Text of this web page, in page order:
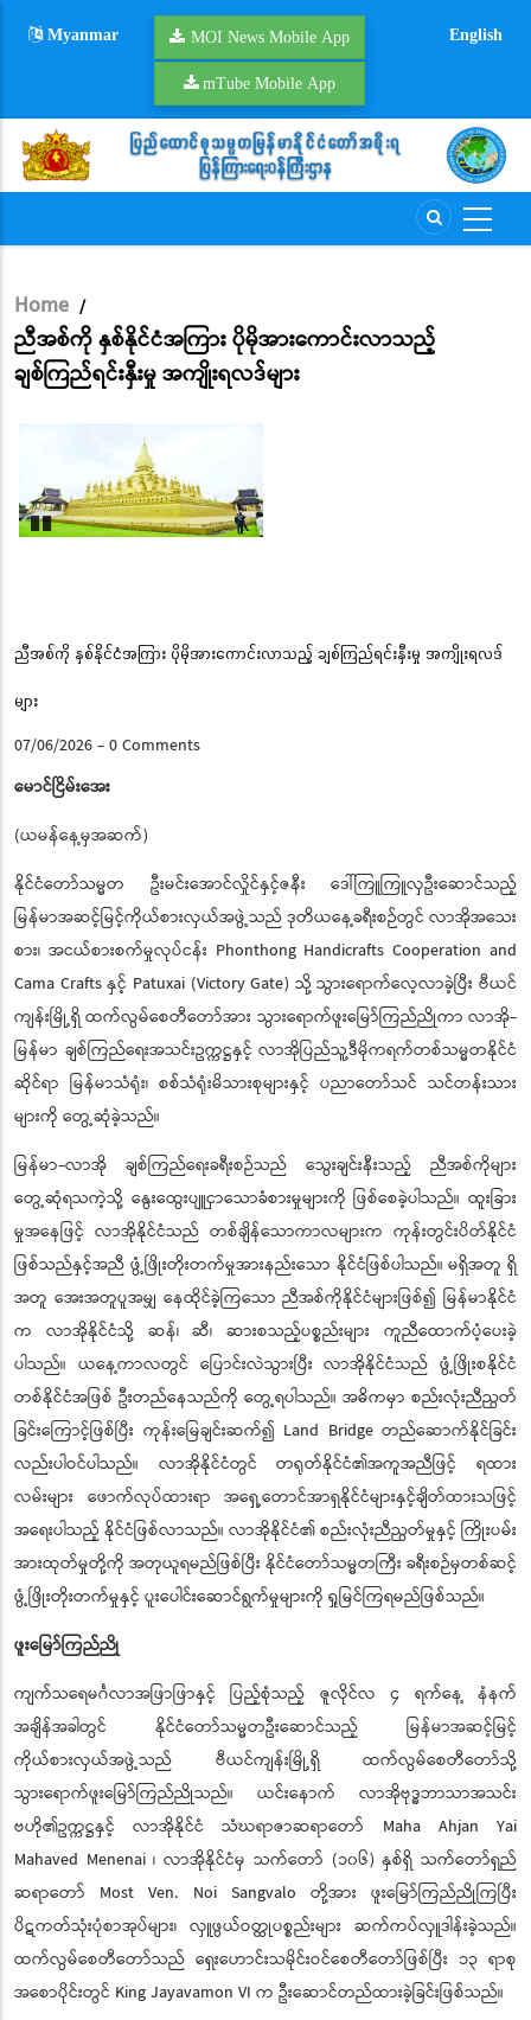
Myanmar MOI News Mobile App
mTube Mobile App
English
Breadcrumb
Home /
ညီအစ်ကို နှစ်နိုင်ငံအကြား ပိုမိုအားကောင်းလာသည့်
ချစ်ကြည်ရင်းနှီးမှု အကျိုးရလဒ်များ
ညီအစ်ကို နှစ်နိုင်ငံအကြား ပိုမိုအားကောင်းလာသည့် ချစ်ကြည်ရင်းနှီးမှု အကျိုးရလဒ်
များ
07/06/2026-0 Comments
မောင်ငြိမ်းအေး
(ယမန်နေ့မှအဆက်)
နိုင်ငံတော်သမ္မတ ဦးမင်းအောင်လှိုင်နှင့်ဇနီး ဒေါ်ကြူကြူလှဦးဆောင်သည့်
မြန်မာအဆင့်မြင့်ကိုယ်စားလှယ်အဖွဲ့သည် ဒုတိယနေ့ခရီးစဉ်တွင် လာအိုအသေး
စား၊ အငယ်စားစက်မှုလုပ်ငန်း Phonthong Handicrafts Cooperation and
Cama Crafts နှင့် Patuxai (Victory Gate) သို့ သွားရောက်လေ့လာခဲ့ပြီး ဗီယင်
ကျန်းမြို့ရှိ ထက်လွမ်စေတီတော်အား သွားရောက်ဖူးမြော်ကြည်ညိုကာ လာအို-
မြန်မာ ချစ်ကြည်ရေးအသင်းဥက္ကဋ္ဌနှင့် လာအိုပြည်သူ့ဒီမိုကရက်တစ်သမ္မတနိုင်ငံ
ဆိုင်ရာ မြန်မာသံရုံး၊ စစ်သံရုံးမိသားစုများနှင့် ပညာတော်သင် သင်တန်းသား
များကို တွေ့ဆုံခဲ့သည်။
မြန်မာ-လာအို ချစ်ကြည်ရေးခရီးစဉ်သည် သွေးချင်းနီးသည့် ညီအစ်ကိုများ
တွေ့ဆုံရသကဲ့သို့ နွေးထွေးပျူငှာသောခံစားမှုများကို ဖြစ်စေခဲ့ပါသည်။ ထူးခြား
မှုအနေဖြင့် လာအိုနိုင်ငံသည် တစ်ချိန်သောကာလများက ကုန်းတွင်းပိတ်နိုင်ငံ
ဖြစ်သည်နှင့်အညီ ဖွံ့ဖြိုးတိုးတက်မှုအားနည်းသော နိုင်ငံဖြစ်ပါသည်။ မရှိအတူ ရှိ
အတူ အေးအတူပူအမျှ နေထိုင်ခဲ့ကြသော ညီအစ်ကိုနိုင်ငံများဖြစ်၍ မြန်မာနိုင်ငံ
က လာအိုနိုင်ငံသို့ ဆန်၊ ဆီ၊ ဆားစသည့်ပစ္စည်းများ ကူညီထောက်ပံ့ပေးခဲ့
ပါသည်။ ယနေ့ကာလတွင် ပြောင်းလဲသွားပြီး လာအိုနိုင်ငံသည် ဖွံ့ဖြိုးစနိုင်ငံ
တစ်နိုင်ငံအဖြစ် ဦးတည်နေသည်ကို တွေ့ရပါသည်။ အဓိကမှာ စည်းလုံးညီညွတ်
ခြင်းကြောင့်ဖြစ်ပြီး ကုန်းမြေချင်းဆက်၍ Land Bridge တည်ဆောက်နိုင်ခြင်း
လည်းပါဝင်ပါသည်။ လာအိုနိုင်ငံတွင် တရုတ်နိုင်ငံ၏အကူအညီဖြင့် ရထား
လမ်းများ ဖောက်လုပ်ထားရာ အရှေ့တောင်အာရှနိုင်ငံများနှင့်ချိတ်ထားသဖြင့်
အရေးပါသည့် နိုင်ငံဖြစ်လာသည်။ လာအိုနိုင်ငံ၏ စည်းလုံးညီညွတ်မှုနှင့် ကြိုးပမ်း
အားထုတ်မှုတို့ကို အတုယူရမည်ဖြစ်ပြီး နိုင်ငံတော်သမ္မတကြီး ခရီးစဉ်မှတစ်ဆင့်
ဖွံ့ဖြိုးတိုးတက်မှုနှင့် ပူးပေါင်းဆောင်ရွက်မှုများကို ရှုမြင်ကြရမည်ဖြစ်သည်။
ဖူးမြော်ကြည်ညို
ကျက်သရေမင်္ဂလာအဖြာဖြာနှင့် ပြည့်စုံသည့် ဇူလိုင်လ ၄ ရက်နေ့ နံနက်
အချိန်အခါတွင် နိုင်ငံတော်သမ္မတဦးဆောင်သည့် မြန်မာအဆင့်မြင့်
ကိုယ်စားလှယ်အဖွဲ့သည် ဗီယင်ကျန်းမြို့ရှိ ထက်လွမ်စေတီတော်သို့
သွားရောက်ဖူးမြော်ကြည်ညိုသည်။ ယင်းနောက် လာအိုဗုဒဘာသာအသင်း
ဗဟို၏ဥက္ကဋ္ဌနှင့် လာအိုနိုင်ငံ သံဃရာဇာဆရာတော် Maha Ahjan Yai
Mahaved Menenai ၊ လာအိုနိုင်ငံမှ သက်တော် (၁၀၆) နှစ်ရှိ သက်တော်ရှည်
ဆရာတော် Most Ven. Noi Sangvalo တိုအား ဖူးမြော်ကည်ညိကပီး
ပိဋကတ်သုံးပုံစာအုပ်များ၊ လှဖွယ်ဝတ္ထုပစ္စည်းများ ဆက်ကပ်လှူဒါန်းခဲ့သည်။
ထက်လွမ်စေတီတော်သည် ရှေးဟောင်းသမိုင်းဝင်စေတီတော်ဖြစ်ပြီး ၁၃ ရာစု
အစောပိုင်းတွင် King Jayavamon VI က ဦးဆောင်တည်ထားခဲ့ခြင်းဖြစ်သည်။